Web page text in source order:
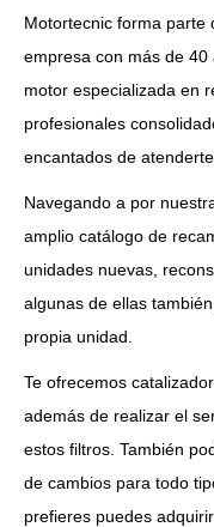
Motortecnic forma parte
empresa con más de
motor especializada en
profesionales
encantados de
Navegando a por
amplio catálogo de
unidades nuevas,
algunas de ellas
propia unidad.
Te ofrecemos
además de realizar el
estos filtros. También
de cambios para todo
prefieres puedes